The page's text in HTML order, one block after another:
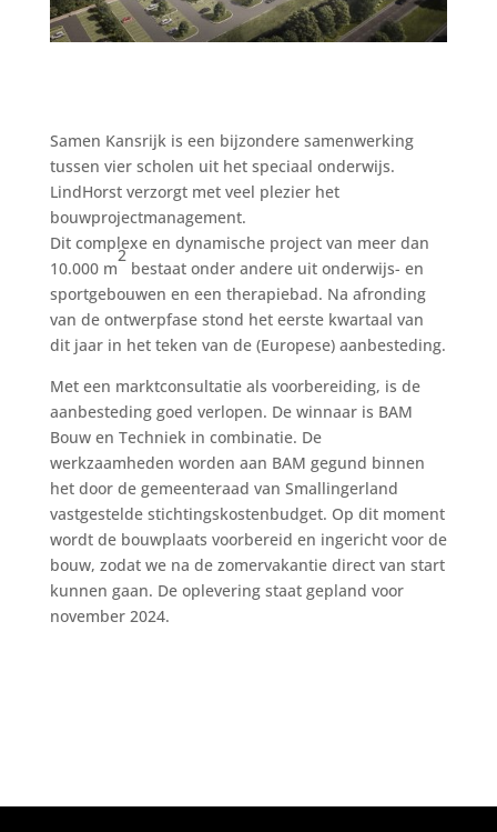
Samen Kansrijk is een bijzondere samenwerking
tussen vier scholen uit het speciaal onderwijs.
LindHorst verzorgt met veel plezier het
bouwprojectmanagement.
Dit complexe en dynamische project van meer dan
10.000 m
2
bestaat onder andere uit onderwijs- en
sportgebouwen en een therapiebad. Na afronding
van de ontwerpfase stond het eerste kwartaal van
dit jaar in het teken van de (Europese) aanbesteding.
Met een marktconsultatie als voorbereiding, is de
aanbesteding goed verlopen. De winnaar is BAM
Bouw en Techniek in combinatie. De
werkzaamheden worden aan BAM gegund binnen
het door de gemeenteraad van Smallingerland
vastgestelde stichtingskostenbudget. Op dit moment
wordt de bouwplaats voorbereid en ingericht voor de
bouw, zodat we na de zomervakantie direct van start
kunnen gaan. De oplevering staat gepland voor
november 2024.